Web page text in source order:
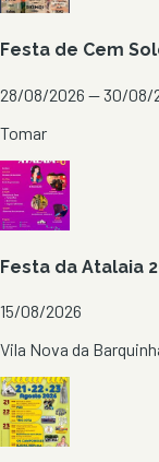
Festa de Cem
28/08/2026 — 30/08/
Tomar
Festa da Atalaia
15/08/2026
Vila Nova da